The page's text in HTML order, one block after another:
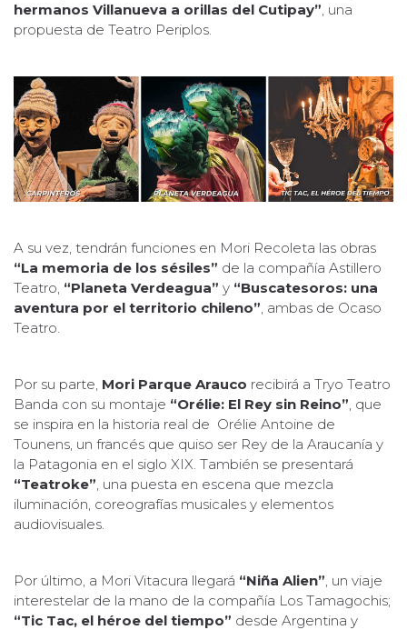
hermanos Villanueva a orillas del Cutipay”, una
propuesta de Teatro Periplos.
A su vez, tendrán funciones en Mori Recoleta las obras
“La memoria de los sésiles” de la compañía Astillero
Teatro, “Planeta Verdeagua” y “Buscatesoros: una
aventura por el territorio chileno” , ambas de Ocaso
Teatro.
Por su parte, Mori Parque Arauco recibirá a Tryo Teatro
Banda con su montaje “Orélie: El Rey sin Reino” , que
se inspira en la historia real de Orélie Antoine de
Tounens, un francés que quiso ser Rey de la Araucanía y
la Patagonia en el siglo XIX. También se presentará
“Teatroke” , una puesta en escena que mezcla
iluminación, coreografías musicales y elementos
audiovisuales.
Por último, a Mori Vitacura llegará “Niña Alien” , un viaje
interestelar de la mano de la compañía Los Tamagochis;
“Tic Tac, el héroe del tiempo” desde Argentina y